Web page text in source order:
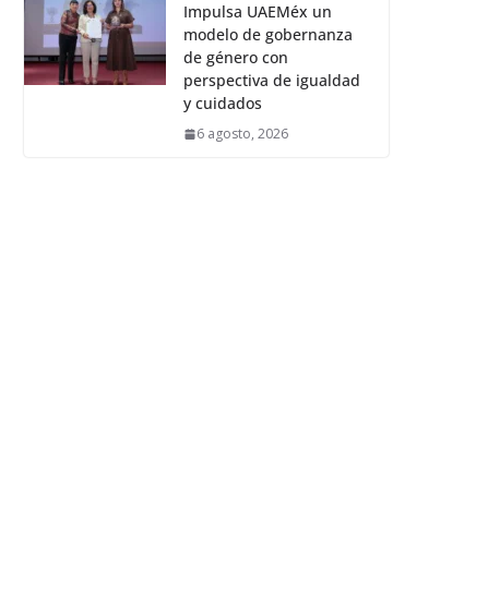
Impulsa UAEMéx un
modelo de gobernanza
de género con
perspectiva de igualdad
y cuidados
6 agosto, 2026